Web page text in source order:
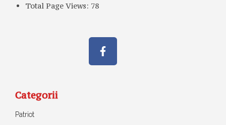
Total Page Views: 78
Categorii
Patriot